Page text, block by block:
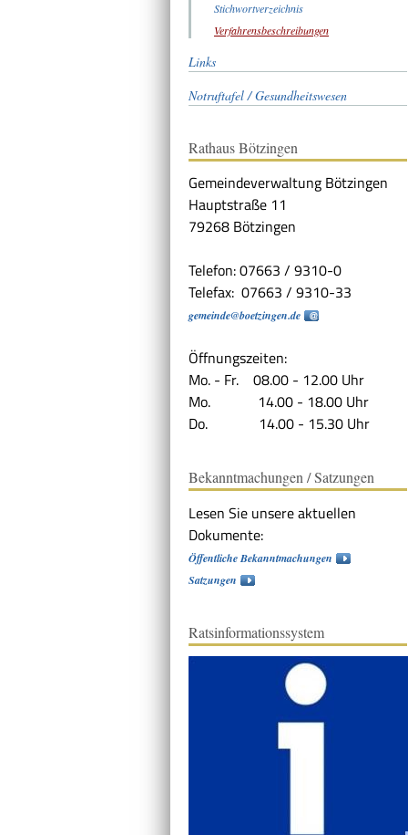
Stichwortverzeichnis
Verfahrensbeschreibungen
Links
Notruftafel / Gesundheitswesen
Rathaus Bötzingen
Gemeindeverwaltung Bötzingen
Hauptstraße 11
79268 Bötzingen
Telefon: 07663 / 9310-0
Telefax: 07663 / 9310-33
gemeinde@boetzingen.de
Öffnungszeiten:
Mo. - Fr. 08.00 - 12.00 Uhr
Mo. 14.00 - 18.00 Uhr
Do. 14.00 - 15.30 Uhr
Bekanntmachungen / Satzungen
Lesen Sie unsere aktuellen
Dokumente:
Öffentliche Bekanntmachungen
Satzungen
Ratsinformationssystem